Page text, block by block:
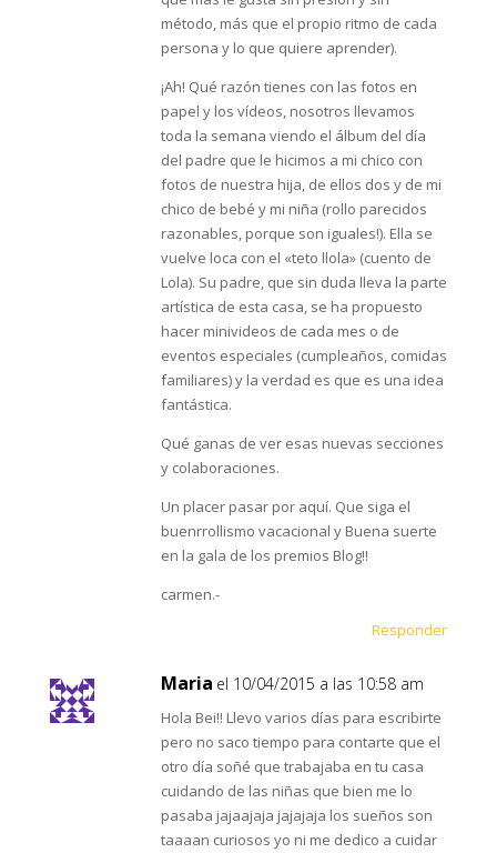
método, más que el propio ritmo de cada
persona y lo que quiere aprender).
¡Ah! Qué razón tienes con las fotos en
papel y los vídeos, nosotros llevamos
toda la semana viendo el álbum del día
del padre que le hicimos a mi chico con
fotos de nuestra hija, de ellos dos y de mi
chico de bebé y mi niña (rollo parecidos
razonables, porque son iguales!). Ella se
vuelve loca con el «teto llola» (cuento de
Lola). Su padre, que sin duda lleva la parte
artística de esta casa, se ha propuesto
hacer minivideos de cada mes o de
eventos especiales (cumpleaños, comidas
familiares) y la verdad es que es una idea
fantástica.
Qué ganas de ver esas nuevas secciones
y colaboraciones.
Un placer pasar por aquí. Que siga el
buenrrollismo vacacional y Buena suerte
en la gala de los premios Blog!!
carmen.-
Responder
Maria el 10/04/2015 a las 10:58 am
Hola Bei!! Llevo varios días para escribirte
pero no saco tiempo para contarte que el
otro día soñé que trabajaba en tu casa
cuidando de las niñas que bien me lo
pasaba jajaajaja jajajaja los sueños son
taaaan curiosos yo ni me dedico a cuidar